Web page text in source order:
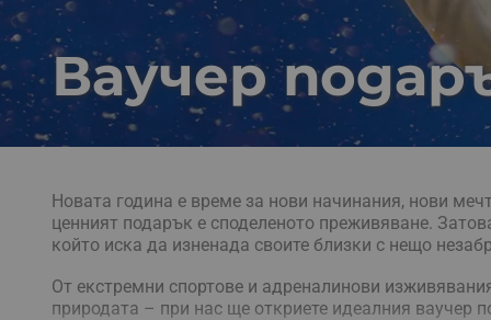
Ваучер
Новата година е време за нови начинания, нови
ценният подарък е споделеното преживяване.
който иска да изненада своите близки с нещо
От екстремни спортове и адреналинови
природата – при нас ще откриете идеалния ваучер